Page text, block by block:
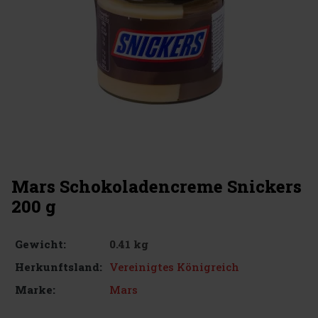
Mars Schokoladencreme Snickers
200 g
Gewicht:
0.41 kg
Herkunftsland: Vereinigtes Königreich
Marke:
Mars